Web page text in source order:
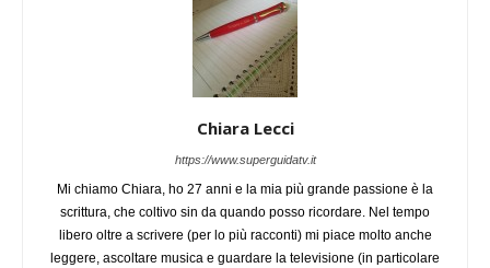
Chiara Lecci
https://www.superguidatv.it
Mi chiamo Chiara, ho 27 anni e la mia più grande passione è la
scrittura, che coltivo sin da quando posso ricordare. Nel tempo
libero oltre a scrivere (per lo più racconti) mi piace molto anche
leggere, ascoltare musica e guardare la televisione (in particolare